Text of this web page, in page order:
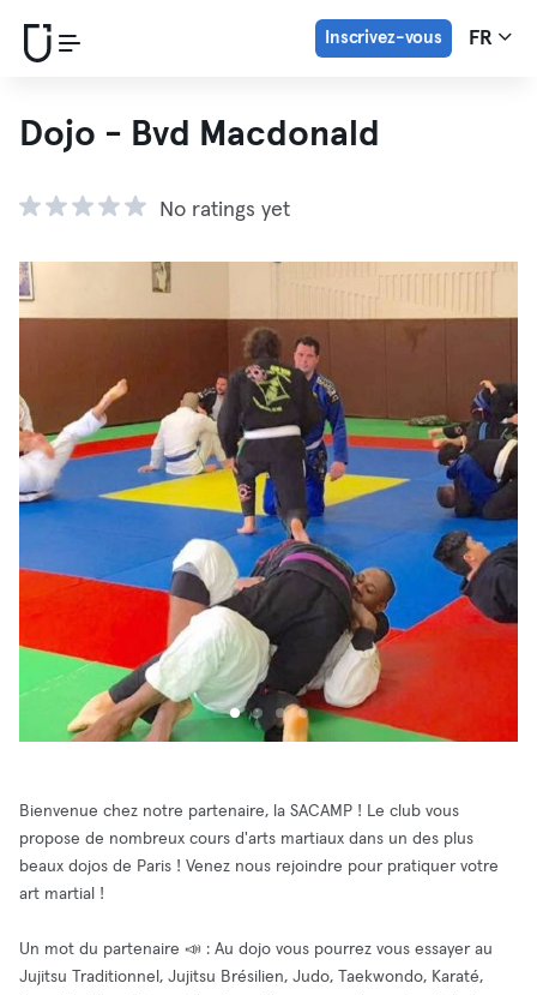
Inscrivez-vous FR
Dojo - Bvd Macdonald
No ratings yet
Bienvenue chez notre partenaire, la SACAMP ! Le club vous
propose de nombreux cours d'arts martiaux dans un des plus
beaux dojos de Paris ! Venez nous rejoindre pour pratiquer votre
art martial !
Un mot du partenaire 📣 : Au dojo vous pourrez vous essayer au
Jujitsu Traditionnel, Jujitsu Brésilien, Judo, Taekwondo, Karaté,